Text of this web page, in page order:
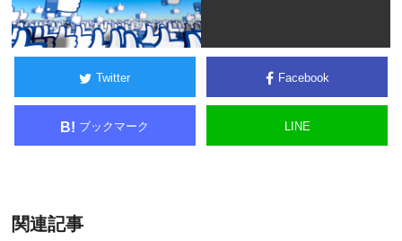
Twitter Facebook
B! ブックマーク LINE
関連記事